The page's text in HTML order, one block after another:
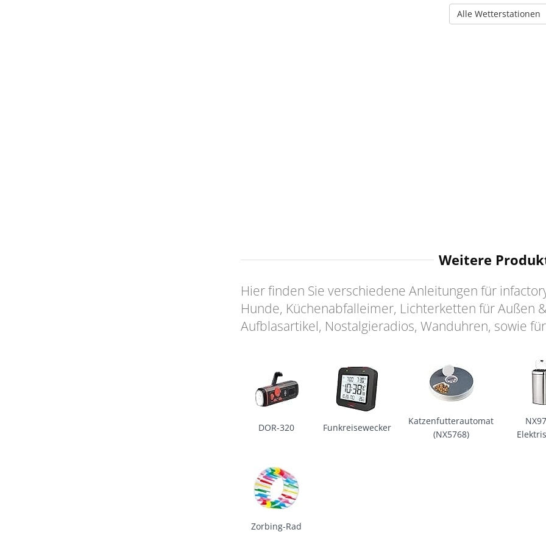
Alle Wetterstationen
Weitere
Hier finden Sie verschiedene Anleitungen für
Hunde, Küchenabfalleimer, Lichterketten für Außen
Aufblasartikel, Nostalgieradios, Wanduhren, sowie
DOR-320 Funkreisewecker
Katzenfutterautomat
(NX5768)
Zorbing-Rad